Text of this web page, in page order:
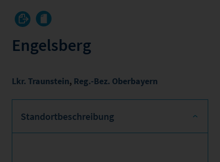
Engelsberg
Lkr. Traunstein, Reg.-Bez. Oberbayern
Standortbeschreibung